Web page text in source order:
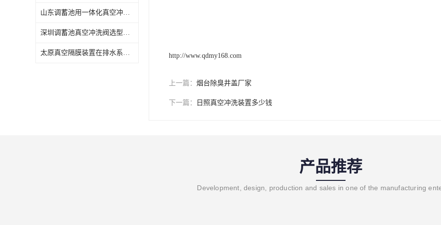
水力自清洁格栅
除臭井盖
管中型内置防倒灌器
山东调蓄池用一体化真空冲洗隔膜阀，铭源提供本地化技术支持
深圳调蓄池真空冲洗阀选型注意什么？铭源结合南方气候分析
太原真空隔膜装置在排水系统中的应用，铭源2026年趋势解读 http://www.qdmy168.com
上一篇： 烟台除臭井盖厂家
下一篇： 日照真空冲洗装置多少钱
产品推荐
Development, design, production and sales in one of the manufacturing